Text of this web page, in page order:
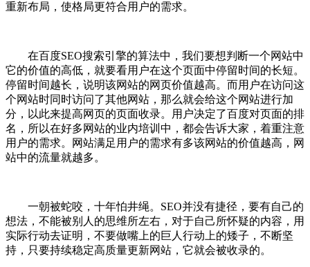
重新布局，使格局更符合用户的需求。
在百度SEO搜索引擎的算法中，我们要想判断一个网站中
它的价值的高低，就要看用户在这个页面中停留时间的长短。
停留时间越长，说明该网站的网页价值越高。而用户在访问这
个网站时同时访问了其他网站，那么就会给这个网站进行加
分，以此来提高网页的页面收录。用户决定了百度对页面的排
名，所以在好多网站的业内培训中，都会告诉大家，着重注意
用户的需求。网站满足用户的需求有多该网站的价值越高，网
站中的流量就越多。
一朝被蛇咬，十年怕井绳。SEO并没有捷径，要有自己的
想法，不能被别人的思维所左右，对于自己所怀疑的内容，用
实际行动去证明，不要做嘴上的巨人行动上的矮子，不断坚
持，只要持续稳定高质量更新网站，它就会被收录的。